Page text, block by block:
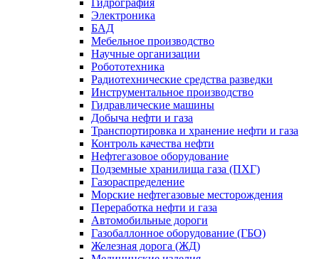
Гидрография
Электроника
БАД
Мебельное производство
Научные организации
Робототехника
Радиотехнические средства разведки
Инструментальное производство
Гидравлические машины
Добыча нефти и газа
Транспортировка и хранение нефти и газа
Контроль качества нефти
Нефтегазовое оборудование
Подземные хранилища газа (ПХГ)
Газораспределение
Морские нефтегазовые месторождения
Переработка нефти и газа
Автомобильные дороги
Газобаллонное оборудование (ГБО)
Железная дорога (ЖД)